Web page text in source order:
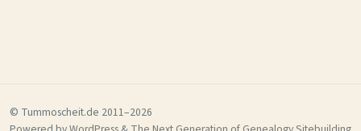
© Tummoscheit.de 2011–2026